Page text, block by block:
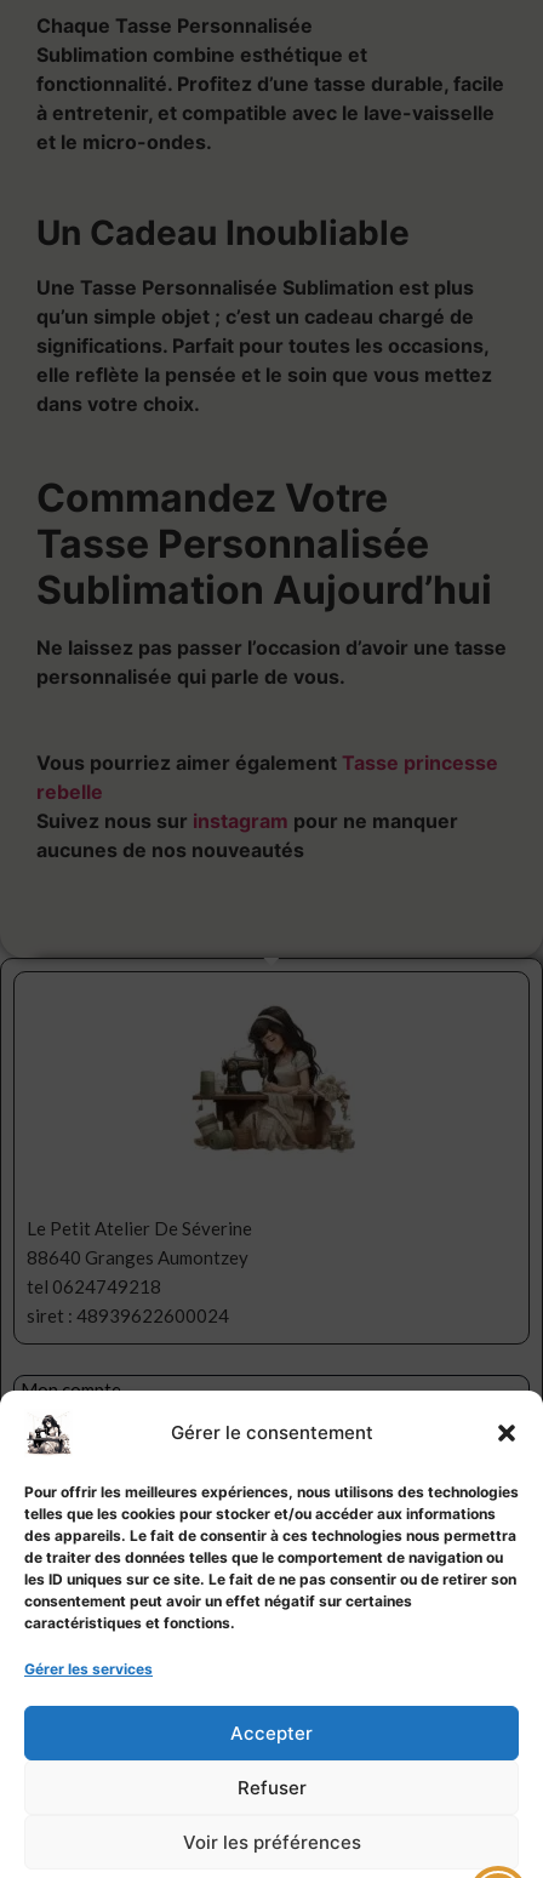
Gérer le consentement
Pour offrir les meilleures expériences, nous utilisons des technologies
telles que les cookies pour stocker et/ou accéder aux informations
des appareils. Le fait de consentir à ces technologies nous permettra
de traiter des données telles que le comportement de navigation ou
les ID uniques sur ce site. Le fait de ne pas consentir ou de retirer son
consentement peut avoir un effet négatif sur certaines
caractéristiques et fonctions.
Gérer les services
Accepter
Refuser
Voir les préférences
Chaque Tasse Personnalisée
Sublimation combine esthétique et
fonctionnalité. Profitez d’une tasse durable, facile
à entretenir, et compatible avec le lave-vaisselle
et le micro-ondes.
Un Cadeau Inoubliable
Une Tasse Personnalisée Sublimation est plus
qu’un simple objet ; c’est un cadeau chargé de
significations. Parfait pour toutes les occasions,
elle reflète la pensée et le soin que vous mettez
dans votre choix.
Commandez Votre
Tasse Personnalisée
Sublimation Aujourd’hui
Ne laissez pas passer l’occasion d’avoir une tasse
personnalisée qui parle de vous.
Vous pourriez aimer également Tasse princesse
rebelle
Suivez nous sur instagram pour ne manquer
aucunes de nos nouveautés
Le Petit Atelier De Séverine
88640 Granges Aumontzey
tel 0624749218
siret : 48939622600024
Mon compte
Ma liste d’envies
Contact
Mentions légales
Politique de confidentialité
Politique de cookies